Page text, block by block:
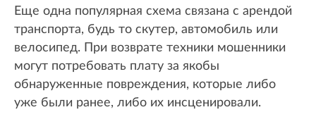
Еще одна популярная схема связана с арендой
транспорта, будь то скутер, автомобиль или
велосипед. При возврате техники мошенники
могут потребовать плату за якобы
обнаруженные повреждения, которые либо
уже были ранее, либо их инсценировали.